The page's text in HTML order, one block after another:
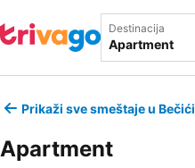
Destinacija
Prikaži sve smeštaje u Bečići
Apartment